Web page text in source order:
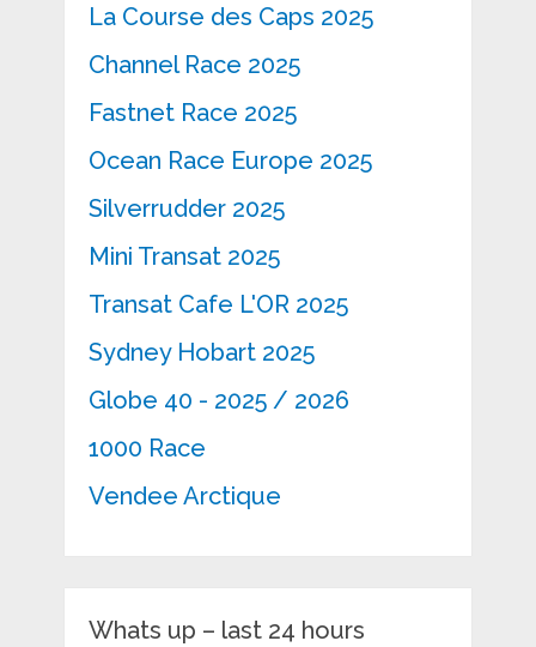
La Course des Caps 2025
Channel Race 2025
Fastnet Race 2025
Ocean Race Europe 2025
Silverrudder 2025
Mini Transat 2025
Transat Cafe L'OR 2025
Sydney Hobart 2025
Globe 40 - 2025 / 2026
1000 Race
Vendee Arctique
Whats up – last 24 hours